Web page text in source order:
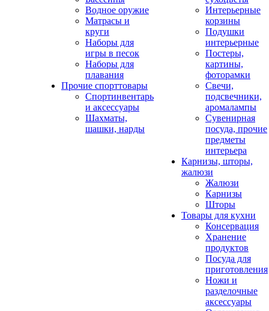
Водное оружие
Матрасы и
круги
Наборы для
игры в песок
Наборы для
плавания
Прочие спорттовары
Спортинвентарь
и аксессуары
Шахматы,
шашки, нарды
Интерьерные
корзины
Подушки
интерьерные
Постеры,
картины,
фоторамки
Свечи,
подсвечники,
аромалампы
Сувенирная
посуда, прочие
предметы
интерьера
Карнизы, шторы,
жалюзи
Жалюзи
Карнизы
Шторы
Товары для кухни
Консервация
Хранение
продуктов
Посуда для
приготовления
Ножи и
разделочные
аксессуары